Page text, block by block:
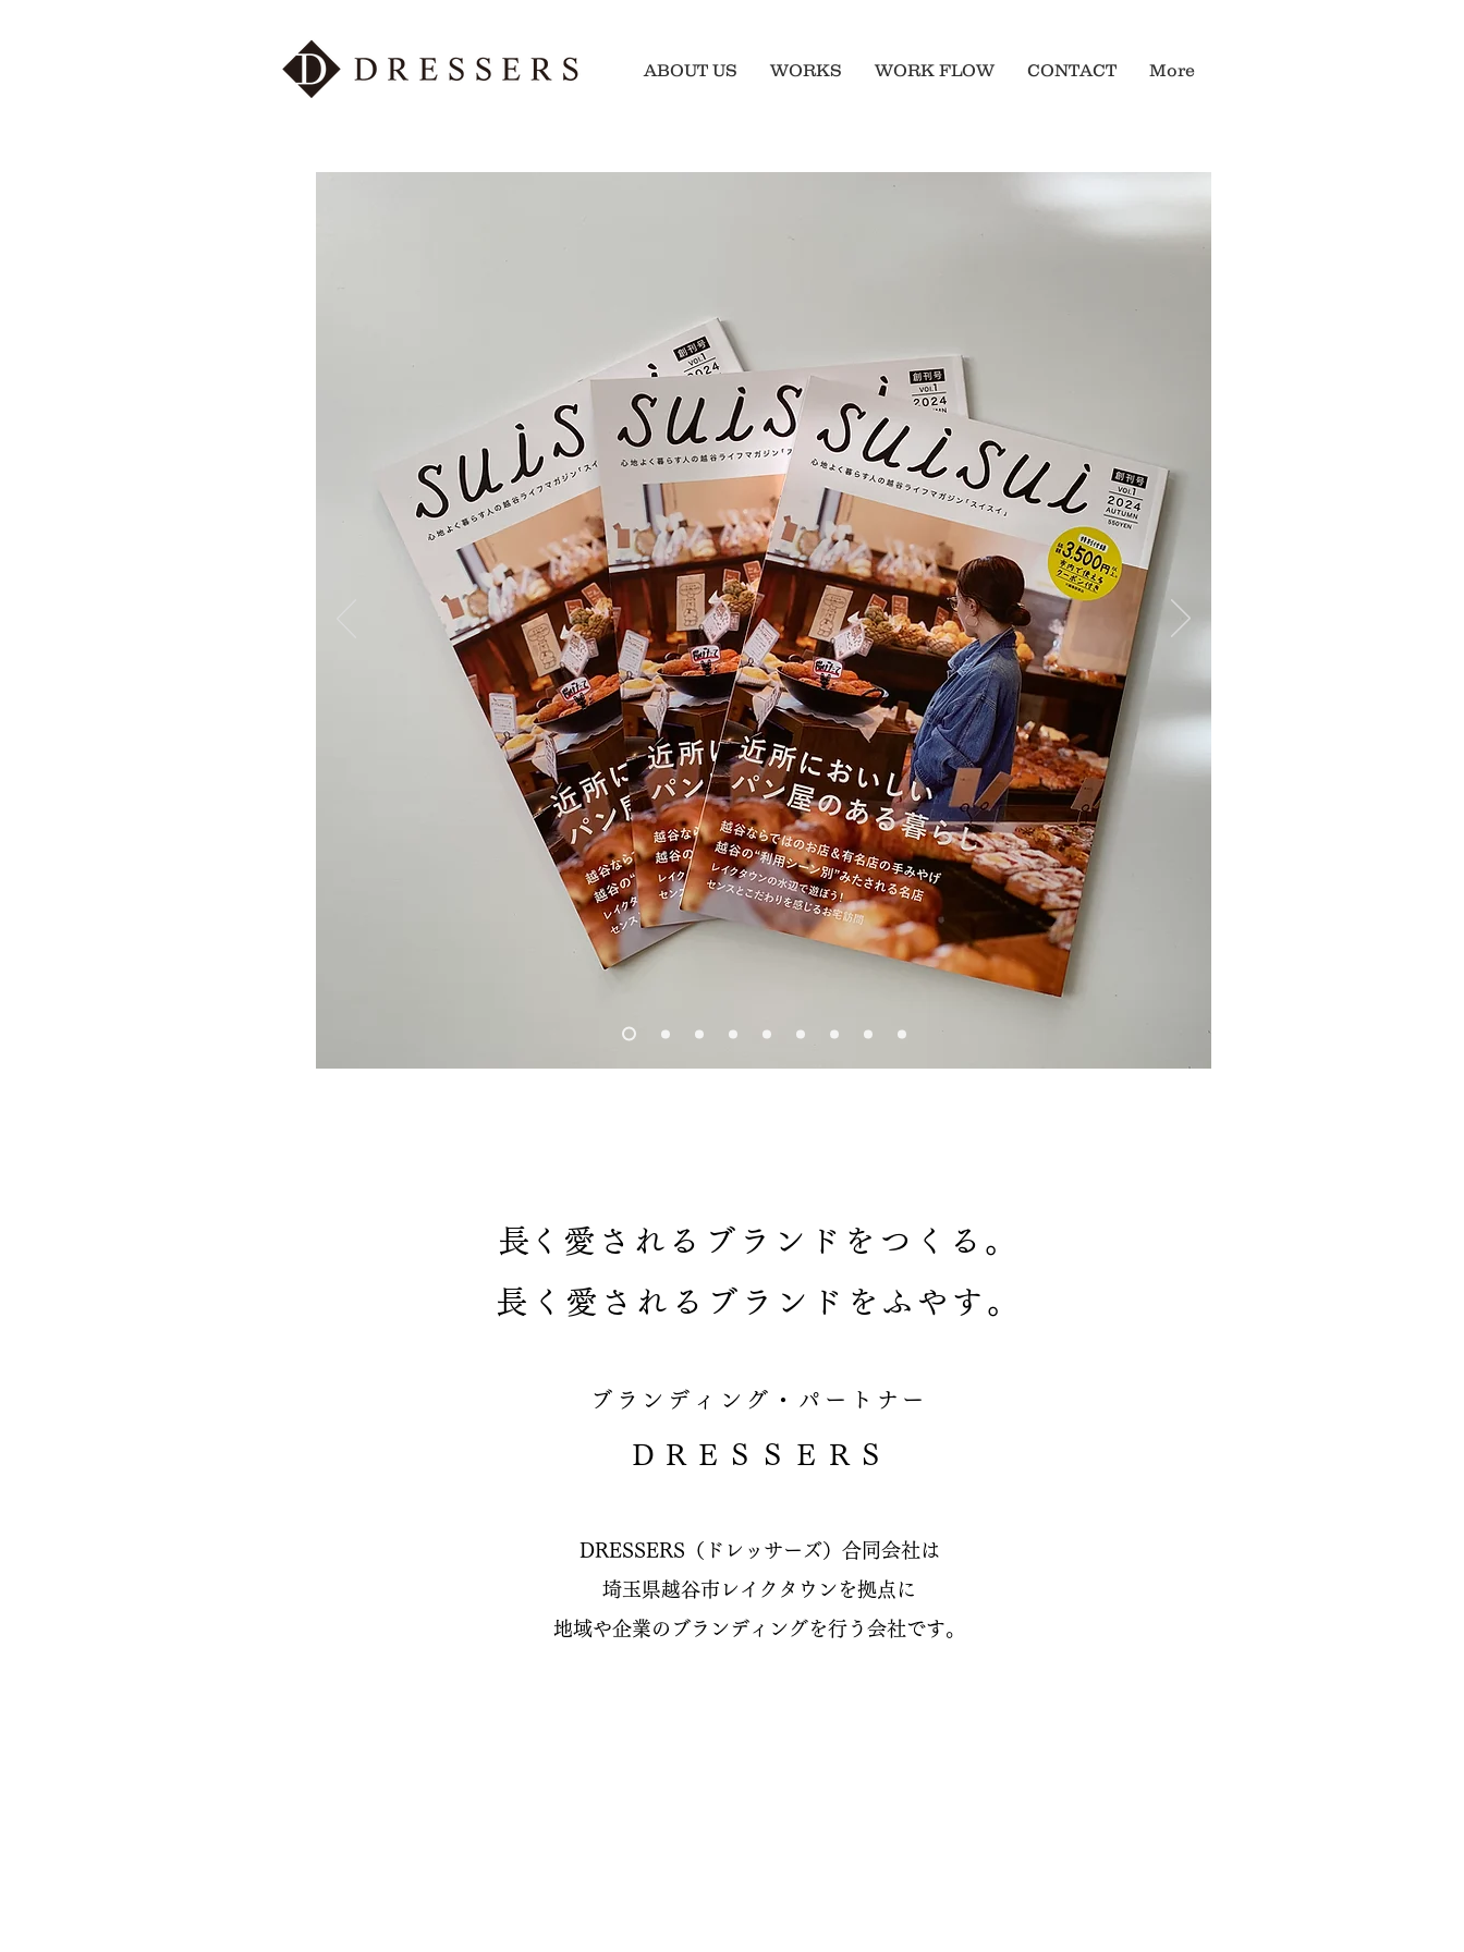
ABOUT US WORKS WORK FLOW CONTACT More
​長く愛されるブランドをつくる。
長く愛されるブランドをふやす。
ブランディング・パートナー
​ＤＲＥＳＳＥＲＳ
DRESSERS（ドレッサーズ）合同会社は
埼玉県越谷市レイクタウンを拠点に
地域や企業のブランディングを行う会社です。